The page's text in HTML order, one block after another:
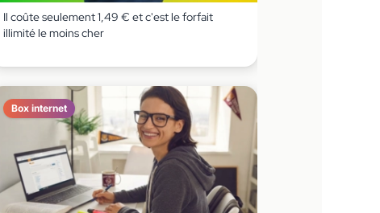
Il coûte seulement 1,49 € et c'est le forfait
illimité le moins cher
Box internet